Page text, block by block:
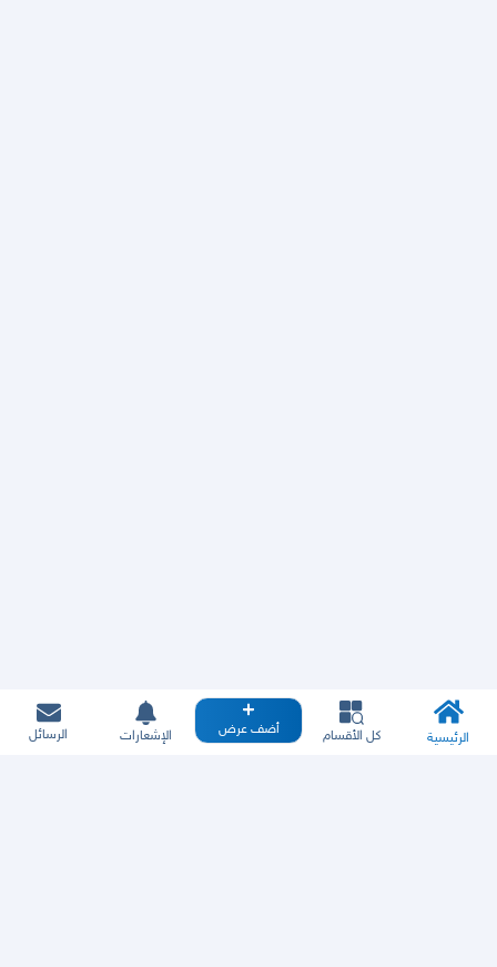
الرئيسية كل الأقسام أضف عرض الإشعارات الرسائل